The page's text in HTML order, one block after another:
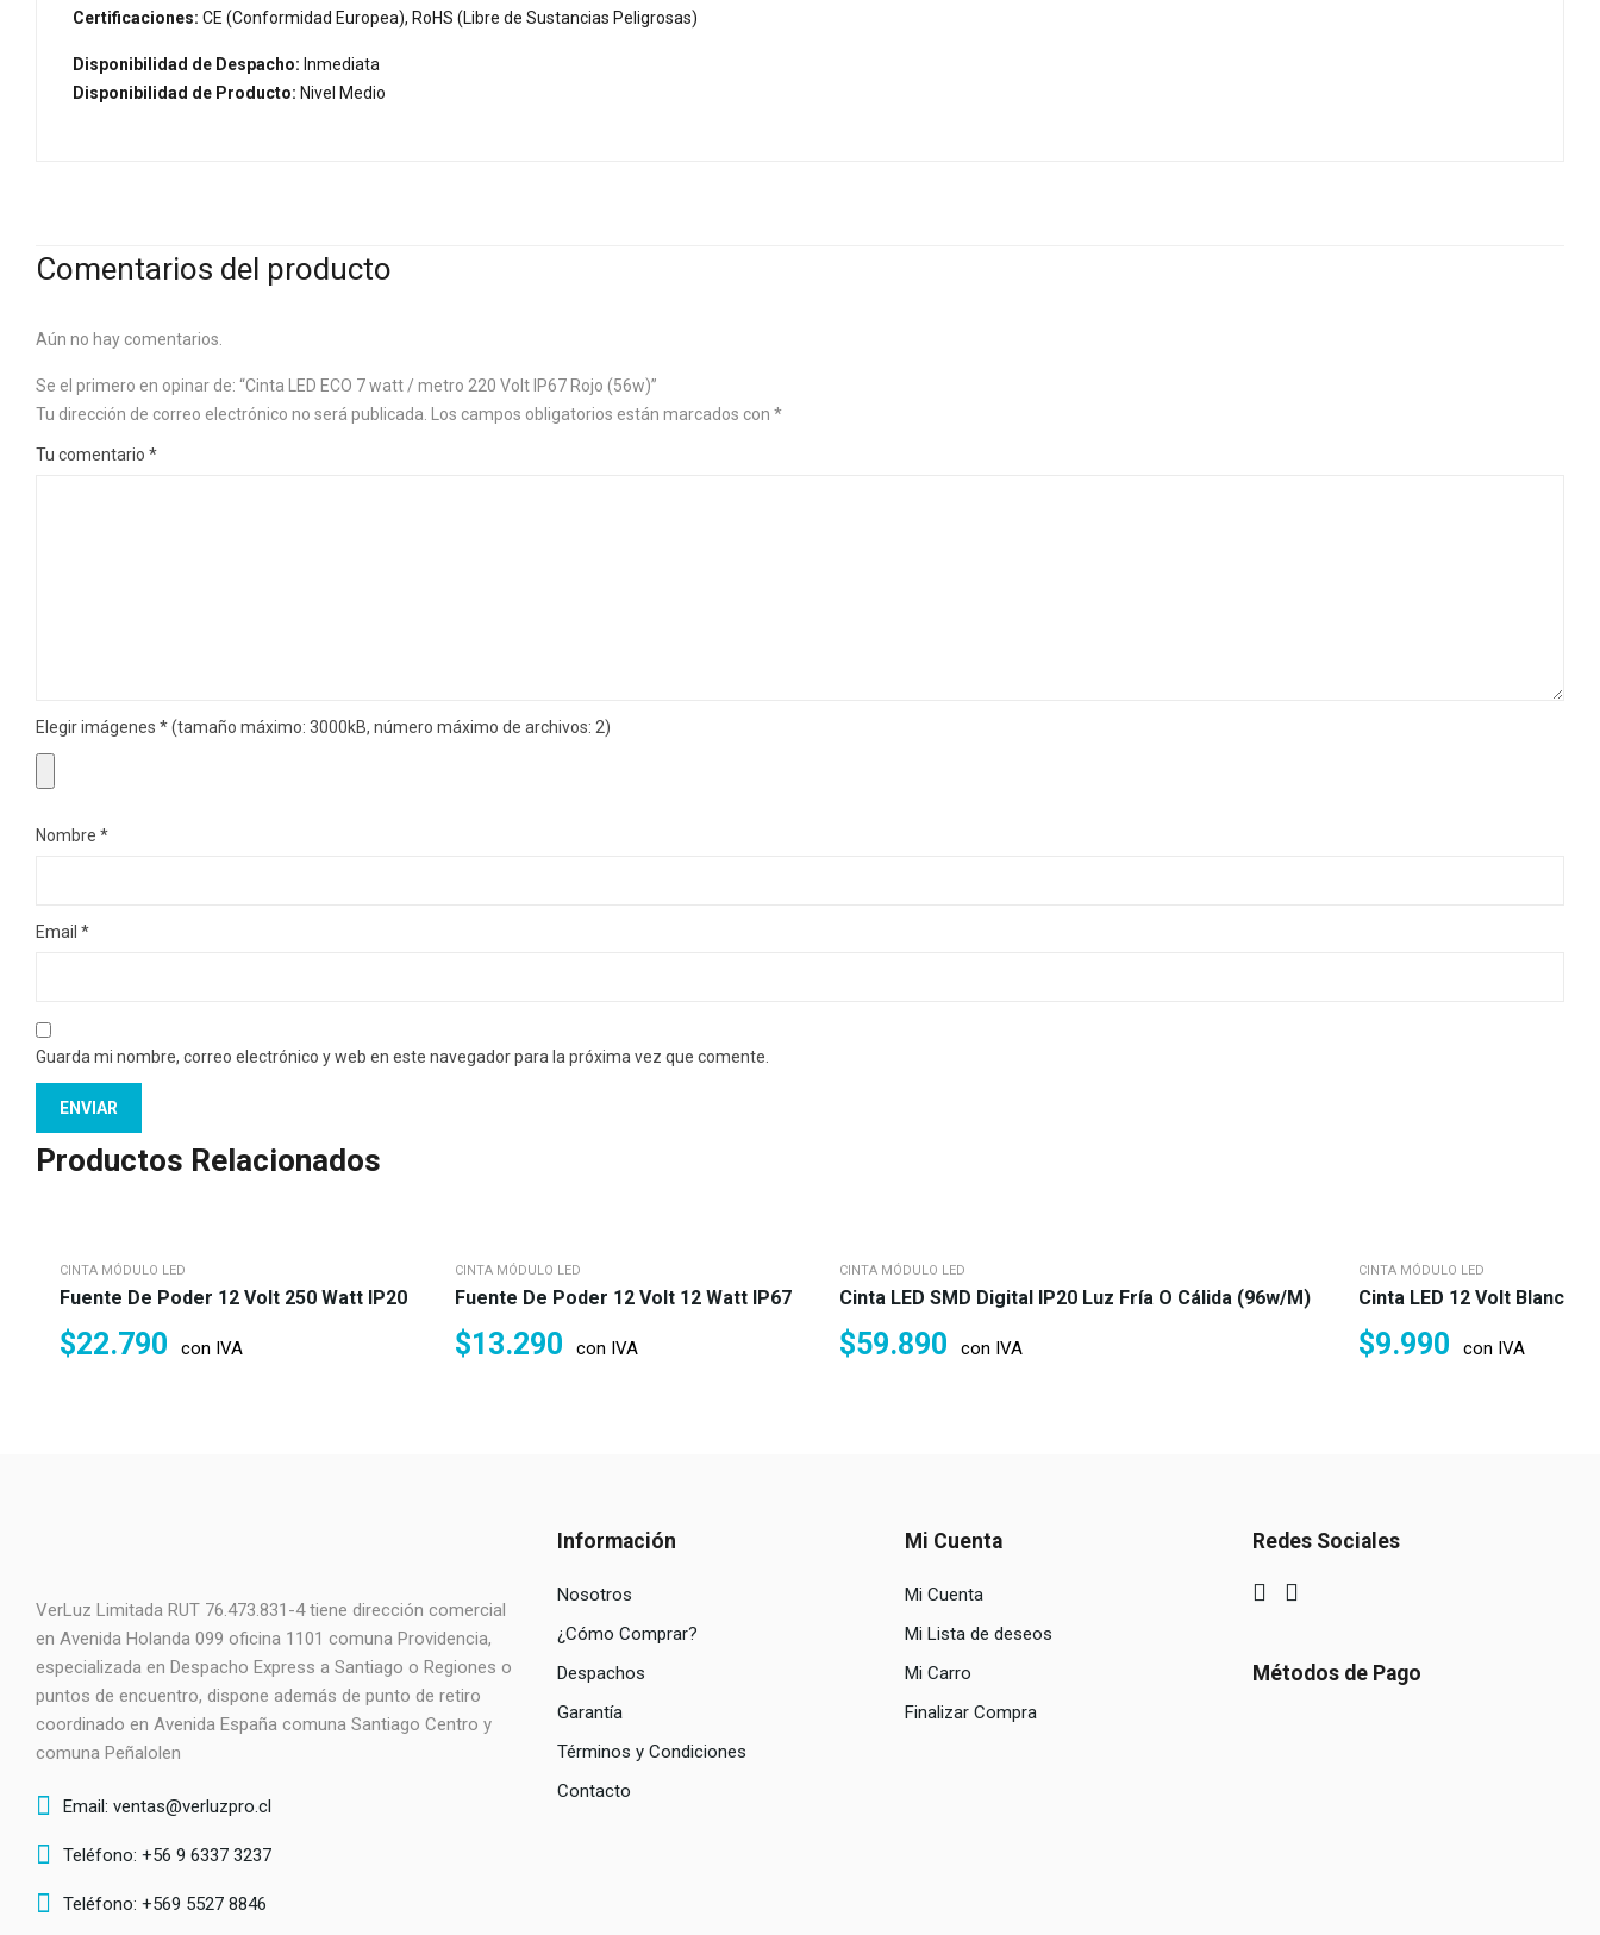
Certificaciones: CE (Conformidad Europea), RoHS (Libre de Sustancias Peligrosas)
Disponibilidad de Despacho: Inmediata
Disponibilidad de Producto: Nivel Medio
Comentarios del producto
Aún no hay comentarios.
Se el primero en opinar de: “Cinta LED ECO 7 watt / metro 220 Volt IP67 Rojo (56w)”
Tu dirección de correo electrónico no será publicada.
Los campos obligatorios están marcados con *
Tu comentario *
Elegir imágenes *(tamaño máximo: 3000kB, número máximo de archivos: 2)
Nombre *
Email *
Guarda mi nombre, correo electrónico y web en este navegador para la próxima vez que comente.
Productos Relacionados
CINTA MÓDULO LED
Fuente De Poder 12 Volt 250 Watt IP20
$22.790 con IVA
CINTA MÓDULO LED
Fuente De Poder 12 Volt 12 Watt IP67
$13.290 con IVA
CINTA MÓDULO LED
Cinta LED SMD Digital IP20 Luz Fría O Cálida (96w/m)
$59.890 con IVA
CINTA MÓDULO LED
Cinta LED 12 Volt Blanco
$9.990 con IVA
VerLuz Limitada RUT 76.473.831-4 tiene dirección comercial
en Avenida Holanda 099 oficina 1101 comuna Providencia,
especializada en Despacho Express a Santiago o Regiones o
puntos de encuentro, dispone además de punto de retiro
coordinado en Avenida España comuna Santiago Centro y
comuna Peñalolen
Email: ventas@verluzpro.cl
Teléfono: +56 9 6337 3237
Teléfono: +569 5527 8846
Información
Nosotros
¿Cómo Comprar?
Despachos
Garantía
Términos y Condiciones
Contacto
Mi Cuenta
Mi Cuenta
Mi Lista de deseos
Mi Carro
Finalizar Compra
Redes Sociales
Métodos de Pago